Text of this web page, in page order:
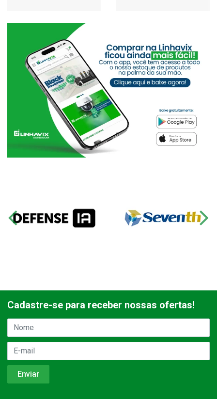
Cadastre-se para receber nossas ofertas!